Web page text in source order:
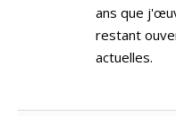
ans que
restant
actuelles.